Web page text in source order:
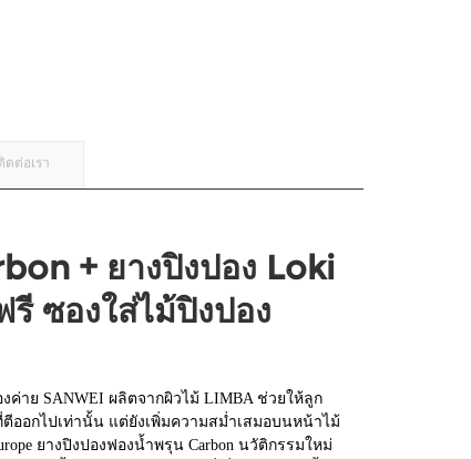
ดต่อเรา
+ ยางปิงปอง Loki
ซองใส่ไม้ปิงปอง
ค่าย SANWEI ผลิตจากผิวไม้ LIMBA ช่วยให้ลูก
ออกไปเท่านั้น แต่ยังเพิ่มความสม่ำเสมอบนหน้าไม้
ยางปิงปองฟองน้ำพรุน Carbon นวัติกรรมใหม่